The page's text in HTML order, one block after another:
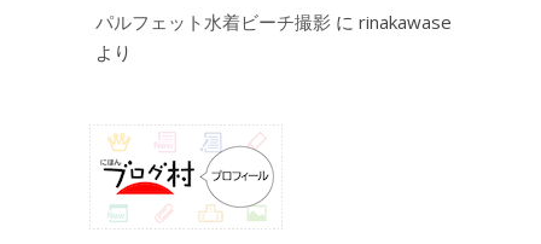
パルフェット水着ビーチ撮影 に rinakawase
より